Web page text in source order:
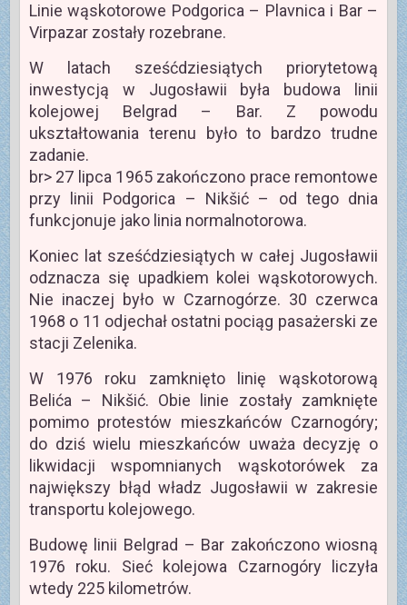
Linie wąskotorowe Podgorica – Plavnica i Bar –
Virpazar zostały rozebrane.
W latach sześćdziesiątych priorytetową
inwestycją w Jugosławii była budowa linii
kolejowej Belgrad – Bar. Z powodu
ukształtowania terenu było to bardzo trudne
zadanie.
br> 27 lipca 1965 zakończono prace remontowe
przy linii Podgorica – Nikšić – od tego dnia
funkcjonuje jako linia normalnotorowa.
Koniec lat sześćdziesiątych w całej Jugosławii
odznacza się upadkiem kolei wąskotorowych.
Nie inaczej było w Czarnogórze. 30 czerwca
1968 o 11 odjechał ostatni pociąg pasażerski ze
stacji Zelenika.
W 1976 roku zamknięto linię wąskotorową
Belića – Nikšić. Obie linie zostały zamknięte
pomimo protestów mieszkańców Czarnogóry;
do dziś wielu mieszkańców uważa decyzję o
likwidacji wspomnianych wąskotorówek za
największy błąd władz Jugosławii w zakresie
transportu kolejowego.
Budowę linii Belgrad – Bar zakończono wiosną
1976 roku. Sieć kolejowa Czarnogóry liczyła
wtedy 225 kilometrów.